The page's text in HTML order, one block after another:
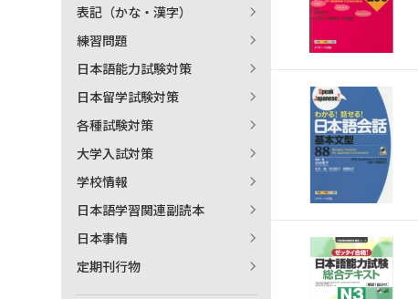
表記（かな・漢字）
練習問題
日本語能力試験対策
日本留学試験対策
各種試験対策
大学入試対策
学校情報
日本語学習関連副読本
日本事情
定期刊行物